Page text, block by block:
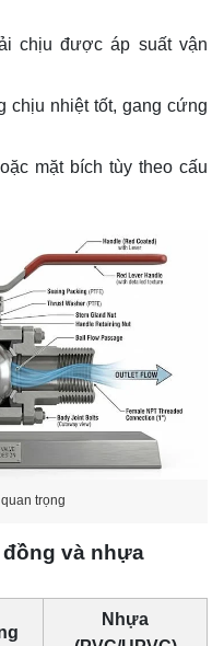
chịu được áp suất vận
chịu nhiệt tốt, gang cứng
mặt bích tùy theo cấu
trọng
và nhựa
Nhựa